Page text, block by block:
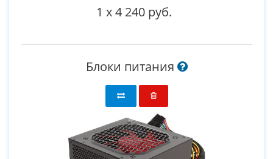
1 x4 240 руб.
Блоки питания